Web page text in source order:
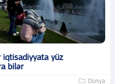
yüz
bilər
Dünya